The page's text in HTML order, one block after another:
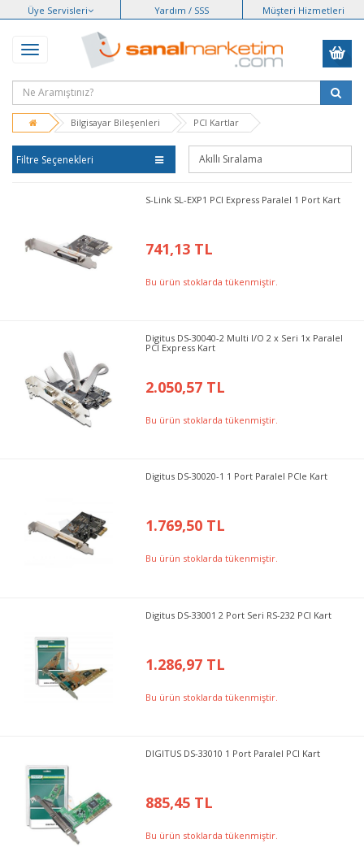
Üye Servisleri Yardım / SSS Müşteri Hizmetleri
Bilgisayar Bileşenleri PCI Kartlar
Filtre Seçenekleri
S-Link SL-EXP1 PCI Express Paralel 1 Port Kart
741,13 TL
Bu ürün stoklarda tükenmiştir.
Digitus DS-30040-2 Multi I/O 2 x Seri 1x Paralel
PCI Express Kart
2.050,57 TL
Bu ürün stoklarda tükenmiştir.
Digitus DS-30020-1 1 Port Paralel PCIe Kart
1.769,50 TL
Bu ürün stoklarda tükenmiştir.
Digitus DS-33001 2 Port Seri RS-232 PCI Kart
1.286,97 TL
Bu ürün stoklarda tükenmiştir.
DIGITUS DS-33010 1 Port Paralel PCI Kart
885,45 TL
Bu ürün stoklarda tükenmiştir.